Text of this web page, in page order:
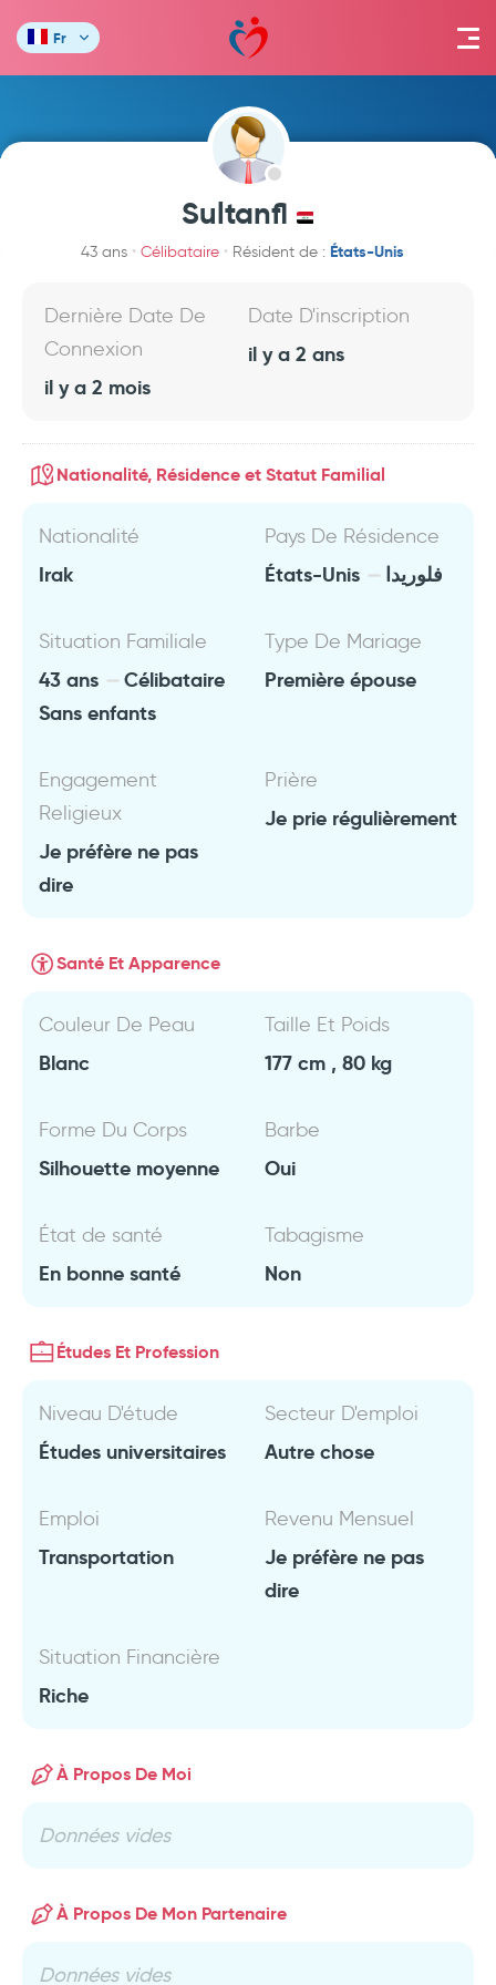
Fr
Sultanfl
43 ans Célibataire Résident de : États-Unis
Dernière Date De
Connexion
il y a 2 mois
Date D'inscription
il y a 2 ans
Nationalité, Résidence et Statut Familial
Nationalité
Irak
Pays De Résidence
États-Unis فلوريدا
Situation Familiale
43 ans
Célibataire
Sans enfants
Type De Mariage
Première épouse
Engagement
Religieux
Je préfère ne pas
dire
Prière
Je prie régulièrement
Santé Et Apparence
Couleur De Peau
Blanc
Taille Et Poids
177 cm , 80 kg
Forme Du Corps
Silhouette moyenne
Barbe
Oui
État de santé
En bonne santé
Tabagisme
Non
Études Et Profession
Niveau D'étude
Études universitaires
Secteur D'emploi
Autre chose
Emploi
Transportation
Revenu Mensuel
Je préfère ne pas
dire
Situation Financière
Riche
À Propos De Moi
Données vides
À Propos De Mon Partenaire
Données vides